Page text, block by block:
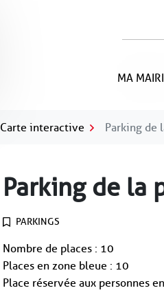
MA
Carte interactive Parking de
Parking de la
PARKINGS
Nombre de places : 10
Places en zone bleue : 10
Place réservée aux personnes